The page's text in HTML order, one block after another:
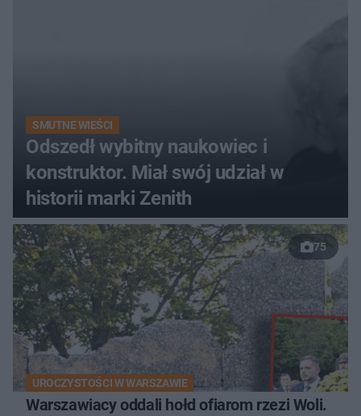
SMUTNE WIEŚCI
Odszedł wybitny naukowiec i
konstruktor. Miał swój udział w
historii marki Zenith
75
UROCZYSTOŚCI W WARSZAWIE
Warszawiacy oddali hołd ofiarom rzezi Woli.